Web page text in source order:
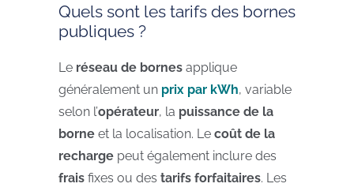
Quels sont les tarifs des bornes
publiques ?
Le réseau de bornes applique
généralement un prix par kWh, variable
selon l’opérateur, la puissance de la
borne et la localisation. Le coût de la
recharge peut également inclure des
frais fixes ou des tarifs forfaitaires. Les